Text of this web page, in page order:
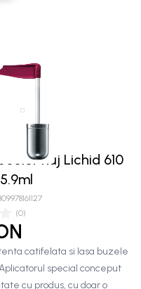
(0)
Ruj Lichid 610
catifelata si lasa buzele
special conceput
cu produs, cu doar o